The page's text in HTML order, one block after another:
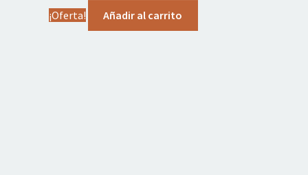
precio
original
¡Oferta! Añadir al carrito